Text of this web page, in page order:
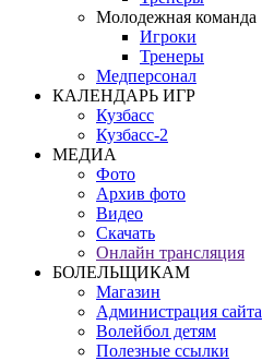
Молодежная команда
Игроки
Тренеры
Медперсонал
КАЛЕНДАРЬ ИГР
Кузбасс
Кузбасс-2
МЕДИА
Фото
Архив фото
Видео
Скачать
Онлайн трансляция
БОЛЕЛЬЩИКАМ
Магазин
Администрация сайта
Волейбол детям
Полезные ссылки